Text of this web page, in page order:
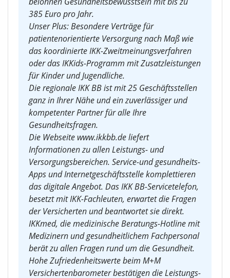
385 Euro pro Jahr.
Unser Plus: Besondere Verträge für
patientenorientierte Versorgung nach Maß wie
das koordinierte IKK-Zweitmeinungsverfahren
oder das IKKids-Programm mit Zusatzleistungen
für Kinder und Jugendliche.
Die regionale IKK BB ist mit 25 Geschäftsstellen
ganz in Ihrer Nähe und ein zuverlässiger und
kompetenter Partner für alle Ihre
Gesundheitsfragen.
Die Webseite www.ikkbb.de liefert
Informationen zu allen Leistungs- und
Versorgungsbereichen. Service-und gesundheits-
Apps und Internetgeschäftsstelle komplettieren
das digitale Angebot. Das IKK BB-Servicetelefon,
besetzt mit IKK-Fachleuten, erwartet die Fragen
der Versicherten und beantwortet sie direkt.
IKKmed, die medizinische Beratungs-Hotline mit
Medizinern und gesundheitlichem Fachpersonal
berät zu allen Fragen rund um die Gesundheit.
Hohe Zufriedenheitswerte beim M+M
Versichertenbarometer bestätigen die Leistungs-